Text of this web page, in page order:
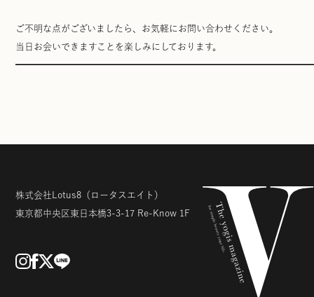
ご不明な点がございましたら、お気軽にお問い合わせください。
当日お会いできますことを楽しみにしております。
株式会社Lotus8 （ロータスエイト）
東京都中央区東日本橋3-3-17 Re-Know 1F